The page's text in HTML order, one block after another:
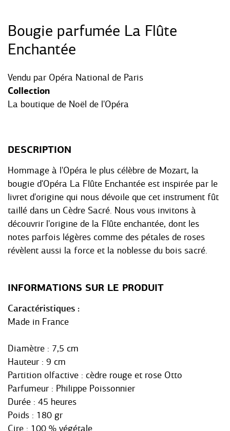
Bougie parfumée La Flûte
Enchantée
Vendu par Opéra National de Paris
Collection
La boutique de Noël de l'Opéra
DESCRIPTION
Hommage à l'Opéra le plus célèbre de Mozart, la
bougie d'Opéra La Flûte Enchantée est inspirée par le
livret d'origine qui nous dévoile que cet instrument fût
taillé dans un Cèdre Sacré. Nous vous invitons à
découvrir l'origine de la Flûte enchantée, dont les
notes parfois légères comme des pétales de roses
révèlent aussi la force et la noblesse du bois sacré.
INFORMATIONS SUR LE PRODUIT
Caractéristiques
Made in France
Diamètre : 7,5 cm
Hauteur : 9 cm
Partition olfactive : cèdre rouge et rose Otto
Parfumeur : Philippe Poissonnier
Durée : 45 heures
Poids : 180 gr
Cire : 100 % végétale